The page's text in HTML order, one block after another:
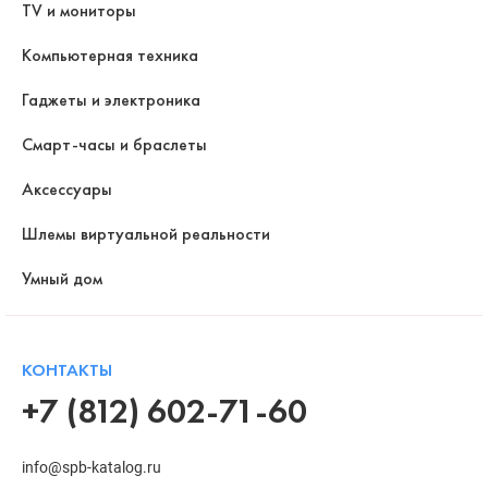
TV и мониторы
Компьютерная техника
Гаджеты и электроника
Смарт-часы и браслеты
Аксессуары
Шлемы виртуальной реальности
Умный дом
КОНТАКТЫ
+7 (812) 602-71-60
info@spb-katalog.ru